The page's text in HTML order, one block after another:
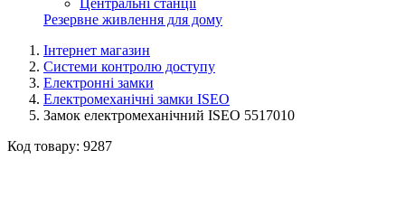
Резервне живлення для дому
Інтернет магазин
Системи контролю доступу
Електронні замки
Електромеханічні замки ISEO
Замок електромеханічний ISEO 5517010
Код товару: 9287